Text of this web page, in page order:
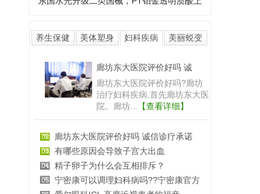
养生保健 美体塑身 妇科疾病 美丽蜕变
廊坊东大医院评价好吗 诚
廊坊东大医院评价好吗?廊坊
治疗妇科疾病,首先廊坊东大医
院。廊坊...
【查看详细】
廊坊东大医院评价好吗 诚信诊疗承诺
有哪些原因会导致子宫大出血
精子卵子为什么会互相排斥？
宁密康可以调理妇科病吗??宁密康官方